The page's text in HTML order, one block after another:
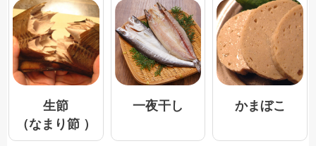
生節
（なまり節 ）
一夜干し かまぼこ